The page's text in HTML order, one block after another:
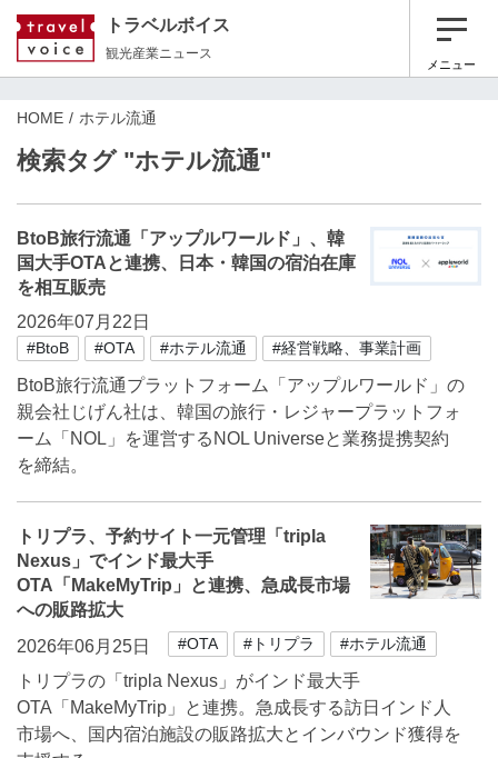
トラベルボイス
観光産業ニュース
メニュー
HOME ホテル流通
検索タグ "ホテル流通"
BtoB旅行流通「アップルワールド」、韓
国大手OTAと連携、日本・韓国の宿泊在庫
を相互販売
2026年07月22日
#BtoB #OTA #ホテル流通 #経営戦略、事業計画
BtoB旅行流通プラットフォーム「アップルワールド」の
親会社じげん社は、韓国の旅行・レジャープラットフォ
ーム「NOL」を運営するNOL Universeと業務提携契約
を締結。
トリプラ、予約サイト一元管理「tripla
Nexus」でインド最大手
OTA「MakeMyTrip」と連携、急成長市場
への販路拡大
2026年06月25日
#OTA #トリプラ #ホテル流通
トリプラの「tripla Nexus」がインド最大手
OTA「MakeMyTrip」と連携。急成長する訪日インド人
市場へ、国内宿泊施設の販路拡大とインバウンド獲得を